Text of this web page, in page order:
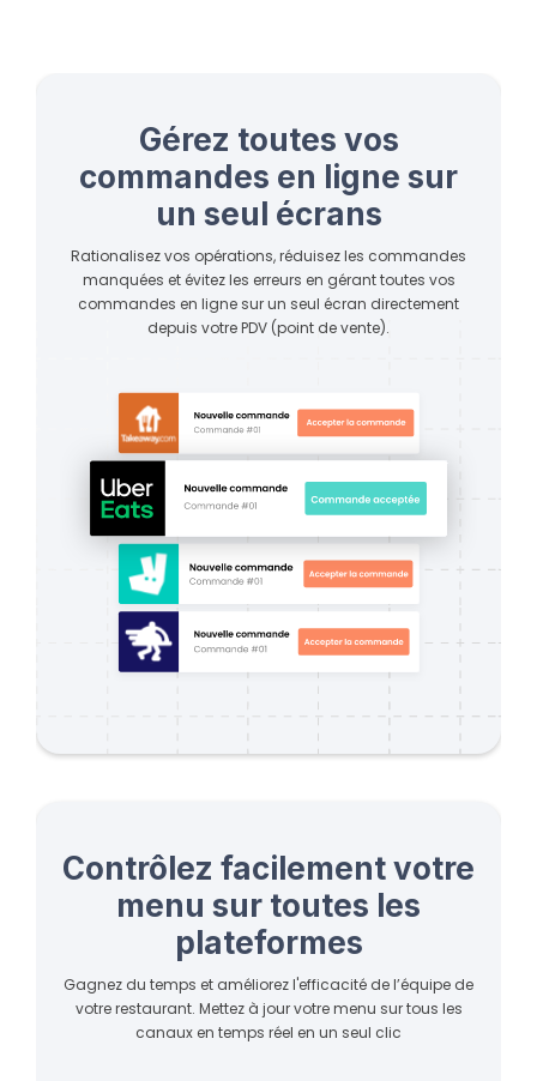
Gérez toutes vos
commandes en ligne sur
un seul écrans
Rationalisez vos opérations, réduisez les commandes
manquées et évitez les erreurs en gérant toutes vos
commandes en ligne sur un seul écran directement
depuis votre PDV (point de vente).
Contrôlez facilement votre
menu sur toutes les
plateformes
Gagnez du temps et améliorez l'efficacité de l’équipe de
votre restaurant. Mettez à jour votre menu sur tous les
canaux en temps réel en un seul clic